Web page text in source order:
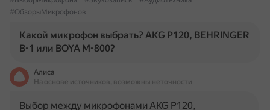
#ОбзорыМикрофонов
Какой микрофон выбрать? AKG P120, BEHRINGER
B-1 или BOYA M-800?
Алиса
На основе источников, возможны неточности
Выбор между микрофонами AKG P120,